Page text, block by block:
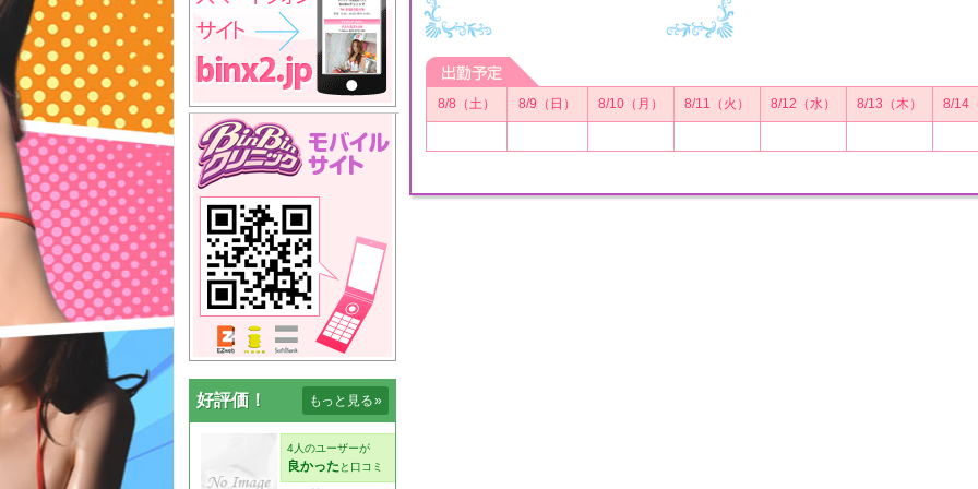
好評価！ もっと見る»
8/8（土） 8/9（日） 8/10（月） 8/11（火） 8/12（水） 8/13（木） 8/14